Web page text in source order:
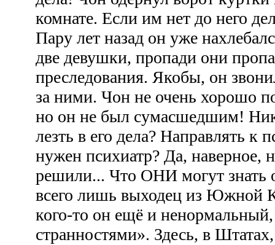
комнате. Если им нет до него
Пару лет назад он уже
две девушки, пропади они
преследования. Якобы, он
за ними. Чон не очень хорошо
но он не был сумасшедшим!
лезть в его дела? Направлять к
нужен психиатр? Да, наверное,
решили... Что ОНИ могут знать
всего лишь выходец из Южной
кого-то он ещё и ненормальный,
странностями». Здесь, в